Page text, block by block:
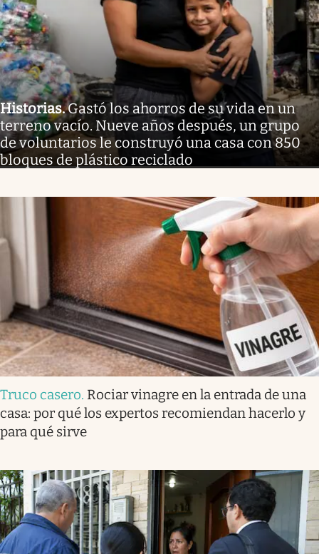
Historias.Gastó los ahorros de su vida en un
terreno vacío. Nueve años después, un grupo
de voluntarios le construyó una casa con 850
bloques de plástico reciclado
Truco casero. Rociar vinagre en la entrada de una
casa: por qué los expertos recomiendan hacerlo y
para qué sirve